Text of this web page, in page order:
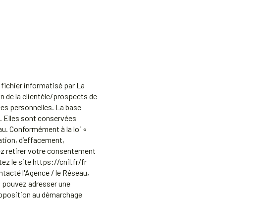
informatisé par La
de la clientèle/prospects de
personnelles. La base
Elles sont conservées
Conformément à la loi «
d’effacement,
retirer votre consentement
le sitehttps://cnil.fr/fr
l'Agence / le Réseau,
adresser une
au démarchage